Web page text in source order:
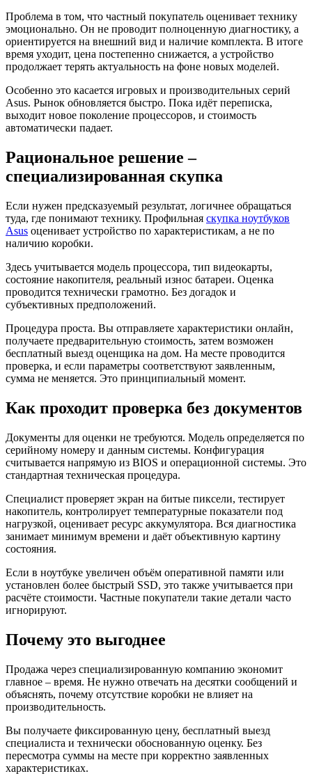
Проблема в том, что частный покупатель оценивает технику
эмоционально. Он не проводит полноценную диагностику, а
ориентируется на внешний вид и наличие комплекта. В итоге
время уходит, цена постепенно снижается, а устройство
продолжает терять актуальность на фоне новых моделей.
Особенно это касается игровых и производительных серий
Asus. Рынок обновляется быстро. Пока идёт переписка,
выходит новое поколение процессоров, и стоимость
автоматически падает.
Рациональное решение –
специализированная скупка
Если нужен предсказуемый результат, логичнее обращаться
туда, где понимают технику. Профильная скупка ноутбуков
Asus оценивает устройство по характеристикам, а не по
наличию коробки.
Здесь учитывается модель процессора, тип видеокарты,
состояние накопителя, реальный износ батареи. Оценка
проводится технически грамотно. Без догадок и
субъективных предположений.
Процедура проста. Вы отправляете характеристики онлайн,
получаете предварительную стоимость, затем возможен
бесплатный выезд оценщика на дом. На месте проводится
проверка, и если параметры соответствуют заявленным,
сумма не меняется. Это принципиальный момент.
Как проходит проверка без документов
Документы для оценки не требуются. Модель определяется по
серийному номеру и данным системы. Конфигурация
считывается напрямую из BIOS и операционной системы. Это
стандартная техническая процедура.
Специалист проверяет экран на битые пиксели, тестирует
накопитель, контролирует температурные показатели под
нагрузкой, оценивает ресурс аккумулятора. Вся диагностика
занимает минимум времени и даёт объективную картину
состояния.
Если в ноутбуке увеличен объём оперативной памяти или
установлен более быстрый SSD, это также учитывается при
расчёте стоимости. Частные покупатели такие детали часто
игнорируют.
Почему это выгоднее
Продажа через специализированную компанию экономит
главное – время. Не нужно отвечать на десятки сообщений и
объяснять, почему отсутствие коробки не влияет на
производительность.
Вы получаете фиксированную цену, бесплатный выезд
специалиста и технически обоснованную оценку. Без
пересмотра суммы на месте при корректно заявленных
характеристиках.